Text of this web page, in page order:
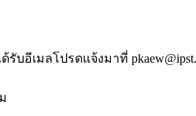
บอีเมลโปรดแจ้งมาที่